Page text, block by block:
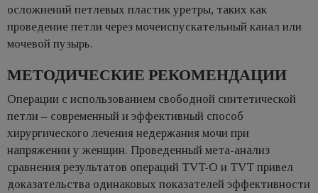
осложнений петлевых пластик уретры, таких как
проведение петли через мочеиспускательный канал или
мочевой пузырь.
МЕТОДИЧЕСКИЕ РЕКОМЕНДАЦИИ
Операции с использованием свободной синтетической
петли – современный и эффективный способ
хирургического лечения недержания мочи при
напряжении у женщин. Проведенный мета-анализ
сравнения результатов операций TVT-O и TVT привел
доказательства одинаковых показателей эффективности